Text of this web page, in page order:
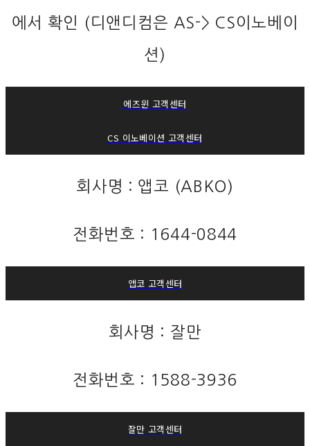
에서 확인 (디앤디컴은 AS-> CS이노베이
션)
에즈윈 고객센터
CS 이노베이션 고객센터
회사명 : 앱코 (ABKO)
전화번호 : 1644-0844
앱코 고객센터
회사명 : 잘만
전화번호 : 1588-3936
잘만 고객센터